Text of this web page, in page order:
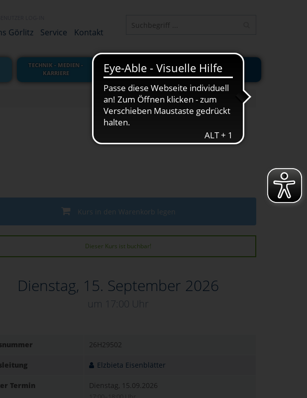
Görlitz Service Kontakt
TECHNIK - MEDIEN -
KARRIERE
JUNGE VHS ONLINE-KURSE
Kurs in den Warenkorb legen
Dieser Kurs ist buchbar!
Dienstag, 15. September 2026
um 17:00 Uhr
26H29502
Elzbieta Eisenblätter
Termin Dienstag, 15.09.2026